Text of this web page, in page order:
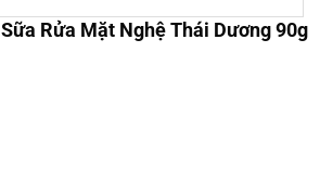
Sữa Rửa Mặt Nghệ Thái Dương 90g